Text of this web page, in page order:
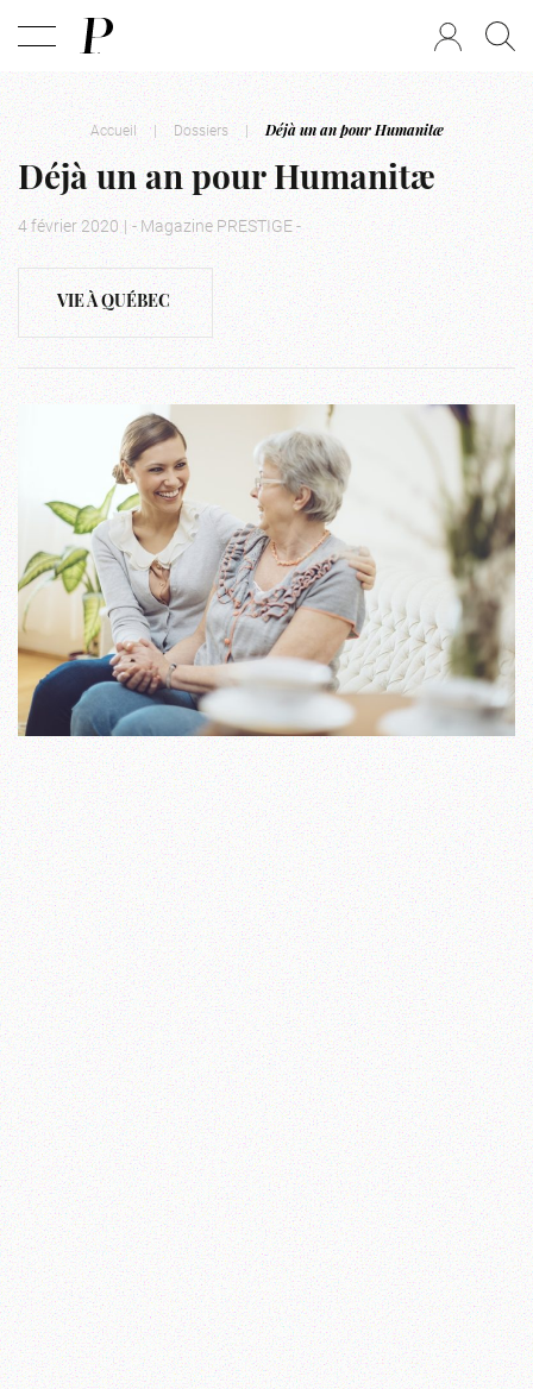
Accueil | Dossiers | Déjà un an pour Humanitæ
Déjà un an pour Humanitæ
4 février 2020 | - Magazine PRESTIGE -
VIE À QUÉBEC